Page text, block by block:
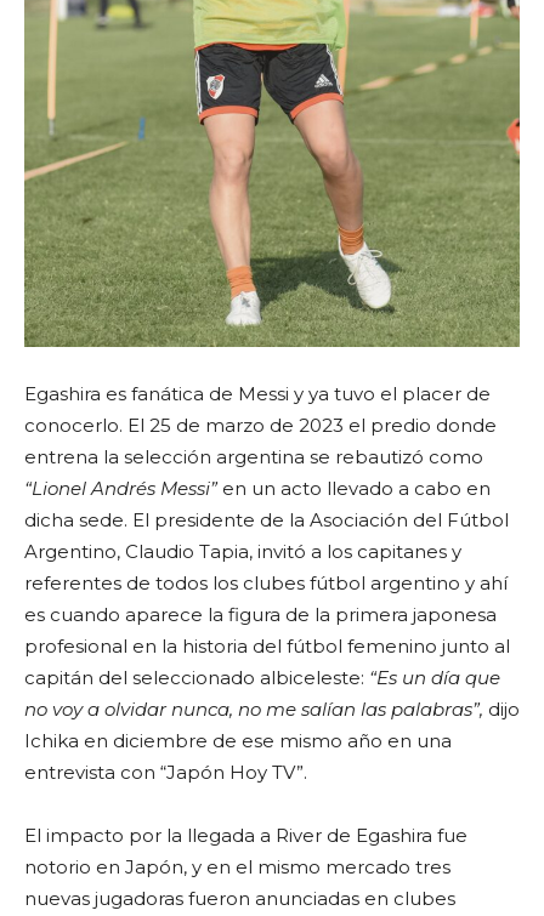
Egashira es fanática de Messi y ya tuvo el placer de
conocerlo. El 25 de marzo de 2023 el predio donde
entrena la selección argentina se rebautizó como
“Lionel Andrés Messi” en un acto llevado a cabo en
dicha sede. El presidente de la Asociación del Fútbol
Argentino, Claudio Tapia, invitó a los capitanes y
referentes de todos los clubes fútbol argentino y ahí
es cuando aparece la figura de la primera japonesa
profesional en la historia del fútbol femenino junto al
capitán del seleccionado albiceleste: “Es un día que
no voy a olvidar nunca, no me salían las palabras”, dijo
Ichika en diciembre de ese mismo año en una
entrevista con “Japón Hoy TV”.
El impacto por la llegada a River de Egashira fue
notorio en Japón, y en el mismo mercado tres
nuevas jugadoras fueron anunciadas en clubes